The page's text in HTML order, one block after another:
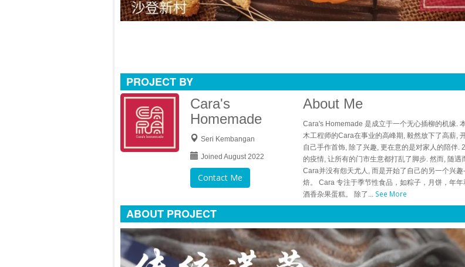
PROJECT BY
Cara's
Homemade
Seri Kembangan
Joined August 2022
Contact Me
About Me
Cara's Homemade 是成立于一个无心插柳的机缘.
木工程师的Cara在事业的高峰期, 毅然放下了高薪,
自己手作首饰, 除了兴趣, 更在意的是对家人的陪伴.
的疫情, 让所有的门市生意都打乱了脚步. 然而, 随遇
Cara并没有怨天尤人, 而是开始了自己的另一个兴趣
焙。 Cara 专注于季节性食品，如粽子，月饼，年年
酒香杂果蛋糕。 除了... See More
ABOUT PROJECT